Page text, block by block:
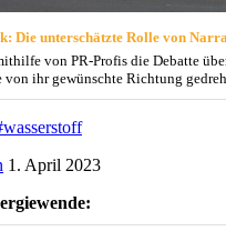
Die unterschätzte Rolle von
von PR-Profis die Debatte
ihr gewünschte Richtung
1. April 2023